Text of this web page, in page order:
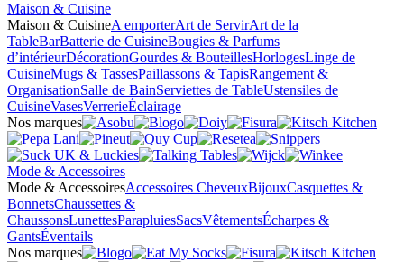
Maison & Cuisine
Maison & CuisineA emporterArt de ServirArt de la
TableBarBatterie de CuisineBougies & Parfums
d’intérieurDécorationGourdes & BouteillesHorlogesLinge de
CuisineMugs & TassesPaillassons & TapisRangement &
OrganisationSalle de BainServiettes de TableUstensiles de
CuisineVasesVerrerieÉclairage
Nos marques
Mode & Accessoires
Mode & AccessoiresAccessoires CheveuxBijouxCasquettes &
BonnetsChaussettes &
ChaussonsLunettesParapluiesSacsVêtementsÉcharpes &
GantsÉventails
Nos marques